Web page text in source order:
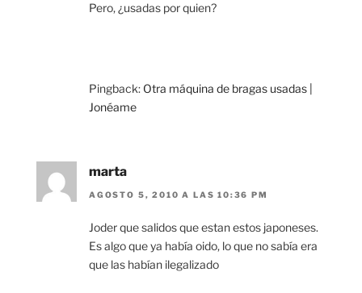
Pero, ¿usadas por quien?
Pingback: Otra máquina de bragas usadas |
Jonéame
marta
AGOSTO 5, 2010 A LAS 10:36 PM
Joder que salidos que estan estos japoneses.
Es algo que ya había oido, lo que no sabía era
que las habían ilegalizado